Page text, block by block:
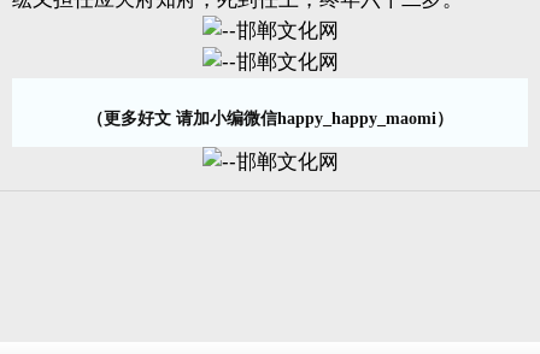
（更多好文 请加小编微信happy_happy_maomi）